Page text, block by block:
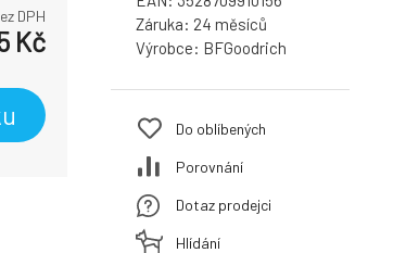
DPH
Kč
Záruka: 24 měsíců
Výrobce: BFGoodrich
Do oblíbených
Porovnání
Dotaz prodejci
Hlídání